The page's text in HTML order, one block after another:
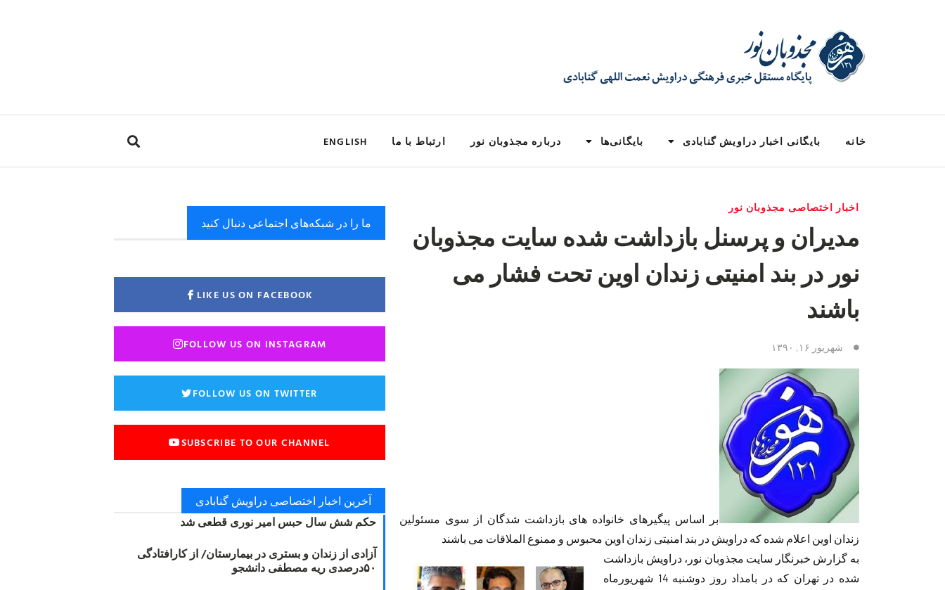
خانه بایگانی اخبار دراویش گنابادی بایگانی‌ها درباره مجذوبان نور ارتباط با ما ENGLISH
اخبار اختصاصی مجذوبان نور
مدیران و پرسنل بازداشت شده سایت مجذوبان
نور در بند امنیتی زندان اوین تحت فشار می
باشند
شهریور ۱۶, ۱۳۹۰
بر اساس پیگیرهای خانواده های بازداشت شدگان از سوی مسئولین
زندان اوین اعلام شده که دراویش در بند امنیتی زندان اوین محبوس و ممنوع الملاقات می باشند
به گزارش خبرنگار سایت مجذوبان نور، دراویش بازداشت
شده در تهران که در بامداد روز دوشنبه 14 شهریورماه
ما را در شبکه‌های اجتماعی دنبال کنید
LIKE US ON FACEBOOK
FOLLOW US ON INSTAGRAM
FOLLOW US ON TWITTER
SUBSCRIBE TO OUR CHANNEL
آخرین اخبار اختصاصی دراویش گنابادی
حکم شش سال حبس امیر نوری قطعی شد
آزادی از زندان و بستری در بیمارستان/ از کارافتادگی
۵۰درصدی ریه مصطفی دانشجو